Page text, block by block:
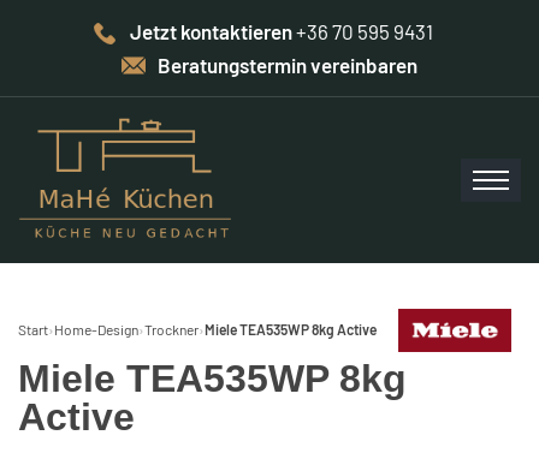
Jetzt kontaktieren+36 70 595 9431
Beratungstermin vereinbaren
Start› Home-Design›Trockner›Miele TEA535WP 8kg Active
Miele TEA535WP 8kg
Active